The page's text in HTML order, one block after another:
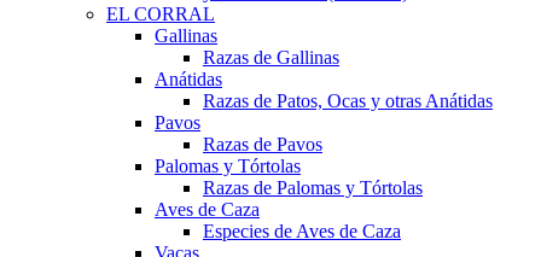
EL CORRAL
Gallinas
Razas de Gallinas
Anátidas
Razas de Patos, Ocas y otras Anátidas
Pavos
Razas de Pavos
Palomas y Tórtolas
Razas de Palomas y Tórtolas
Aves de Caza
Especies de Aves de Caza
Vacas